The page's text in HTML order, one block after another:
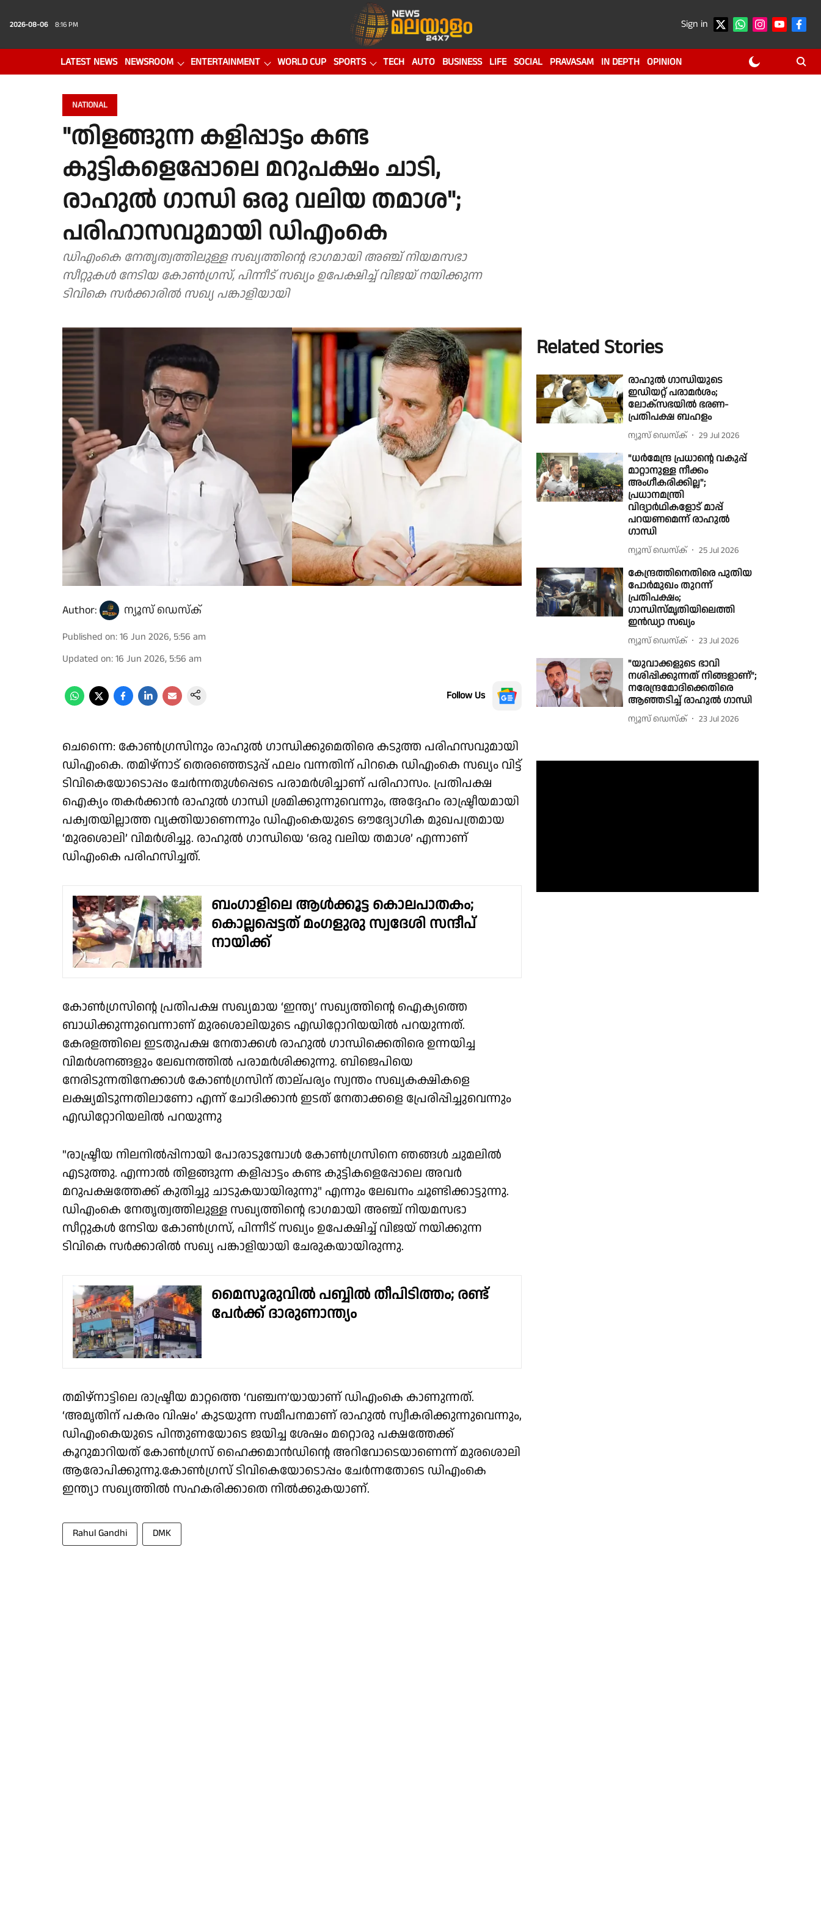
2026-08-06 8:16 PM Sign in
LATEST NEWS NEWSROOM ENTERTAINMENT WORLD CUP SPORTS TECH AUTO BUSINESS LIFE SOCIAL PRAVASAM IN DEPTH OPINION
NATIONAL
"തിളങ്ങുന്ന കളിപ്പാട്ടം കണ്ട
കുട്ടികളെപ്പോലെ മറുപക്ഷം ചാടി,
രാഹുൽ ഗാന്ധി ഒരു വലിയ തമാശ";
പരിഹാസവുമായി ഡിഎംകെ
ഡിഎംകെ നേതൃത്വത്തിലുള്ള സഖ്യത്തിന്റെ ഭാഗമായി അഞ്ച് നിയമസഭാ
സീറ്റുകൾ നേടിയ കോൺഗ്രസ്, പിന്നീട് സഖ്യം ഉപേക്ഷിച്ച് വിജയ് നയിക്കുന്ന
ടിവികെ സർക്കാരിൽ സഖ്യ പങ്കാളിയായി
Author: ന്യൂസ് ഡെസ്ക്
Published on:16 Jun 2026, 5:56 am
Updated on:16 Jun 2026, 5:56 am
Follow Us
ചെന്നൈ: കോൺഗ്രസിനും രാഹുൽ ഗാന്ധിക്കുമെതിരെ കടുത്ത പരിഹസവുമായി
ഡിഎംകെ. തമിഴ്നാട് തെരഞ്ഞെടുപ്പ് ഫലം വന്നതിന് പിറകെ ഡിഎംകെ സഖ്യം വിട്ട്
ടിവികെയോടൊപ്പം ചേർന്നതുൾപ്പെടെ പരാമർശിച്ചാണ് പരിഹാസം. പ്രതിപക്ഷ
ഐക്യം തകർക്കാൻ രാഹുൽ ഗാന്ധി ശ്രമിക്കുന്നുവെന്നും, അദ്ദേഹം രാഷ്ട്രീയമായി
പക്വതയില്ലാത്ത വ്യക്തിയാണെന്നും ഡിഎംകെയുടെ ഔദ്യോഗിക മുഖപത്രമായ
‘മുരശൊലി’ വിമർശിച്ചു. രാഹുൽ ഗാന്ധിയെ ‘ഒരു വലിയ തമാശ’ എന്നാണ്
ഡിഎംകെ പരിഹസിച്ചത്.
ബംഗാളിലെ ആൾക്കൂട്ട കൊലപാതകം;
കൊല്ലപ്പെട്ടത് മംഗളുരു സ്വദേശി സന്ദീപ്
നായിക്ക്
കോൺഗ്രസിന്റെ പ്രതിപക്ഷ സഖ്യമായ ‘ഇന്ത്യ’ സഖ്യത്തിന്റെ ഐക്യത്തെ
ബാധിക്കുന്നുവെന്നാണ് മുരശൊലിയുടെ എഡിറ്റോറിയയിൽ പറയുന്നത്.
കേരളത്തിലെ ഇടതുപക്ഷ നേതാക്കൾ രാഹുൽ ഗാന്ധിക്കെതിരെ ഉന്നയിച്ച
വിമർശനങ്ങളും ലേഖനത്തിൽ പരാമർശിക്കുന്നു. ബിജെപിയെ
നേരിടുന്നതിനേക്കാൾ കോൺഗ്രസിന് താല്പര്യം സ്വന്തം സഖ്യകക്ഷികളെ
ലക്ഷ്യമിടുന്നതിലാണോ എന്ന് ചോദിക്കാൻ ഇടത് നേതാക്കളെ പ്രേരിപ്പിച്ചുവെന്നും
എഡിറ്റോറിയലിൽ പറയുന്നു
"രാഷ്ട്രീയ നിലനിൽപ്പിനായി പോരാടുമ്പോൾ കോൺഗ്രസിനെ ഞങ്ങൾ ചുമലിൽ
എടുത്തു. എന്നാൽ തിളങ്ങുന്ന കളിപ്പാട്ടം കണ്ട കുട്ടികളെപ്പോലെ അവർ
മറുപക്ഷത്തേക്ക് കുതിച്ചു ചാടുകയായിരുന്നു" എന്നും ലേഖനം ചൂണ്ടിക്കാട്ടുന്നു.
ഡിഎംകെ നേതൃത്വത്തിലുള്ള സഖ്യത്തിന്റെ ഭാഗമായി അഞ്ച് നിയമസഭാ
സീറ്റുകൾ നേടിയ കോൺഗ്രസ്, പിന്നീട് സഖ്യം ഉപേക്ഷിച്ച് വിജയ് നയിക്കുന്ന
ടിവികെ സർക്കാരിൽ സഖ്യ പങ്കാളിയായി ചേരുകയായിരുന്നു.
മൈസൂരുവില്‍ പബ്ബില്‍ തീപിടിത്തം; രണ്ട്
പേര്‍ക്ക് ദാരുണാന്ത്യം
തമിഴ്നാട്ടിലെ രാഷ്ട്രീയ മാറ്റത്തെ ‘വഞ്ചന’യായാണ് ഡിഎംകെ കാണുന്നത്.
‘അമൃതിന് പകരം വിഷം’ കുടയുന്ന സമീപനമാണ് രാഹുൽ സ്വീകരിക്കുന്നുവെന്നും,
ഡിഎംകെയുടെ പിന്തുണയോടെ ജയിച്ച ശേഷം മറ്റൊരു പക്ഷത്തേക്ക്
കൂറുമാറിയത് കോൺഗ്രസ് ഹൈക്കമാൻഡിന്റെ അറിവോടെയാണെന്ന് മുരശൊലി
ആരോപിക്കുന്നു.കോൺഗ്രസ് ടിവികെയോടൊപ്പം ചേർന്നതോടെ ഡിഎംകെ
ഇന്ത്യാ സഖ്യത്തിൽ സഹകരിക്കാതെ നിൽക്കുകയാണ്.
Rahul Gandhi DMK
Related Stories
രാഹുൽ ഗാന്ധിയുടെ
ഇഡിയറ്റ് പരാമർശം;
ലോക്സഭയിൽ ഭരണ-
പ്രതിപക്ഷ ബഹളം
ന്യൂസ് ഡെസ്ക് 29 Jul 2026
"ധർമേന്ദ്ര പ്രധാൻ്റെ വകുപ്പ്
മാറ്റാനുള്ള നീക്കം
അംഗീകരിക്കില്ല";
പ്രധാനമന്ത്രി
വിദ്യാർഥികളോട് മാപ്പ്
പറയണമെന്ന് രാഹുൽ
ഗാന്ധി
ന്യൂസ് ഡെസ്ക് 25 Jul 2026
കേന്ദ്രത്തിനെതിരെ പുതിയ
പോര്‍മുഖം തുറന്ന്
പ്രതിപക്ഷം;
ഗാന്ധിസ്മൃതിയിലെത്തി
ഇന്‍ഡ്യാ സഖ്യം
ന്യൂസ് ഡെസ്ക് 23 Jul 2026
"യുവാക്കളുടെ ഭാവി
നശിപ്പിക്കുന്നത് നിങ്ങളാണ്";
നരേന്ദ്രമോദിക്കെതിരെ
ആഞ്ഞടിച്ച് രാഹുൽ ഗാന്ധി
ന്യൂസ് ഡെസ്ക് 23 Jul 2026